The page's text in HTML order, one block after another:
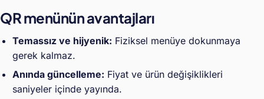
QR menünün avantajları
Temassız ve hijyenik: Fiziksel menüye dokunmaya
gerek kalmaz.
Anında güncelleme: Fiyat ve ürün değişiklikleri
saniyeler içinde yayında.